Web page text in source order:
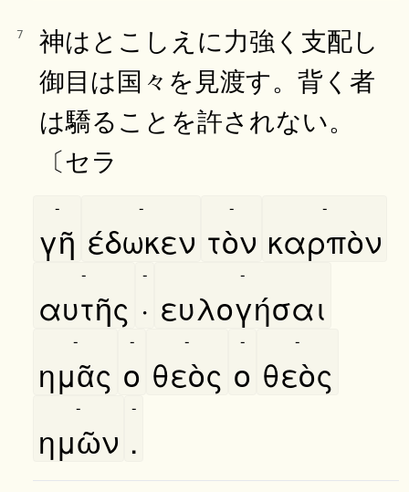
7
神はとこしえに力強く支配し
御目は国々を見渡す。背く者
は驕ることを許されない。
〔セラ
γῆ
-
έδωκεν
-
τὸν
-
καρπὸν
-
αυτῆς
-
·
-
ευλογήσαι
-
ημᾶς
-
ο
-
θεὸς
-
ο
-
θεὸς
-
ημῶν
-
.
-